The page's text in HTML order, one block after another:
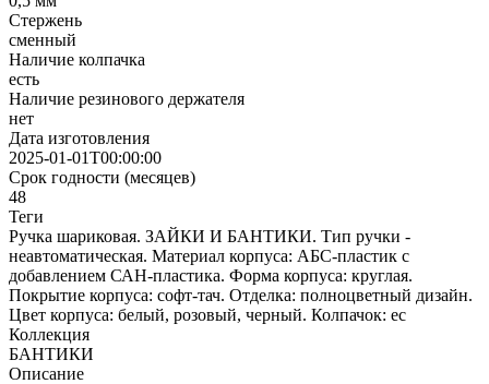
Стержень
сменный
Наличие колпачка
есть
Наличие резинового держателя
нет
Дата изготовления
2025-01-01T00:00:00
Срок годности (месяцев)
48
Теги
Ручка шариковая. ЗАЙКИ И БАНТИКИ. Тип ручки -
неавтоматическая. Материал корпуса: АБС-пластик с
добавлением САН-пластика. Форма корпуса: круглая.
Покрытие корпуса: софт-тач. Отделка: полноцветный дизайн.
Цвет корпуса: белый, розовый, черный. Колпачок: ес
Коллекция
БАНТИКИ
Описание